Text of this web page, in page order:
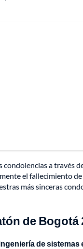
condolencias a través
el fallecimiento
más sinceras
de Bogotá
de sistemas